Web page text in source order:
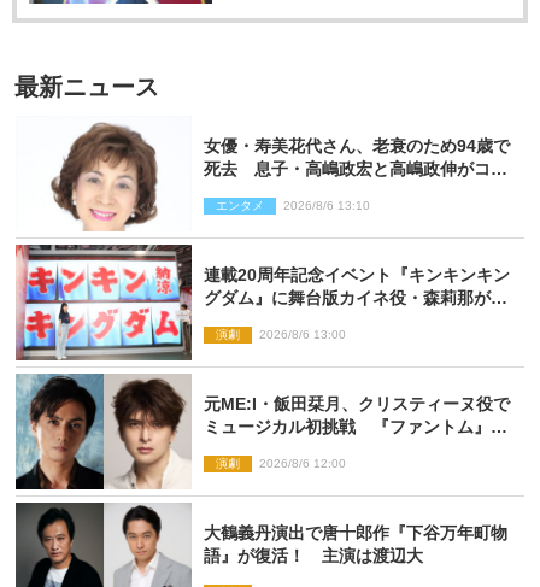
最新ニュース
女優・寿美花代さん、老衰のため94歳で
死去 息子・高嶋政宏と高嶋政伸がコメ
優しい母でした」
エンタメ 2026/8/6 13:10
連載20周年記念イベント『キンキンキン
グダム』に舞台版カイネ役・森莉那が潜
演劇 2026/8/6 13:00
元ME:I・飯田栞月、クリスティーヌ役で
ミュージカル初挑戦 『ファントム』
演劇 2026/8/6 12:00
大鶴義丹演出で唐十郎作『下谷万年町物
語』が復活！ 主演は渡辺大